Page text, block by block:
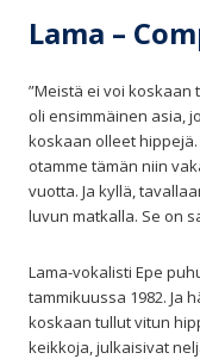
Lama –
”Meistä ei voi
oli ensimmäinen asia,
koskaan olleet
otamme tämän niin
vuotta. Ja kyllä,
luvun matkalla. Se on
Lama-vokalisti Epe
tammikuussa 1982. Ja
koskaan tullut vitun
keikkoja, julkaisivat